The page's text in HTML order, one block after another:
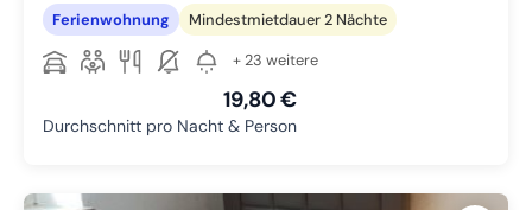
Ferienwohnung Mindestmietdauer 2 Nächte
+ 23 weitere
19,80 €
Durchschnitt pro Nacht & Person